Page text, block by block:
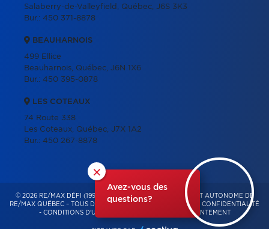
×
Avez-vous des
questions?
Salaberry-de-Valleyfield, Québec, J6S 3K3
Bur.: 450 371-8878
BEAUHARNOIS
499 Ellice
Beauharnois, Québec, J6N 1X6
Bur.: 450 395-0878
LES COTEAUX
74 Route 338
Les Coteaux, Québec, J7X 1A2
Bur.: 450 267-8878
© 2026 RE/MAX DÉFI (1996) – FRANCHISÉ INDÉPENDANT ET AUTONOME DE
RE/MAX QUÉBEC – TOUS DROITS RÉSERVÉS -
POLITIQUE DE CONFIDENTIALITÉ
- CONDITIONS D'UTILISATION GESTION DU CONSENTEMENT